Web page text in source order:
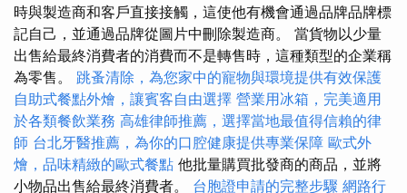
時與製造商和客戶直接接觸，這使他有機會通過品牌品牌標
記自己，並通過品牌從圖片中刪除製造商。 當貨物以少量
出售給最終消費者的消費而不是轉售時，這種類型的企業稱
為零售。 跳蚤清除，為您家中的寵物與環境提供有效保護
自助式餐點外燴，讓賓客自由選擇 營業用冰箱，完美適用
於各類餐飲業務 高雄律師推薦，選擇當地最值得信賴的律
師 台北牙醫推薦，為你的口腔健康提供專業保障 歐式外
燴，品味精緻的歐式餐點 他批量購買批發商的商品，並將
小物品出售給最終消費者。 台胞證申請的完整步驟 網路行